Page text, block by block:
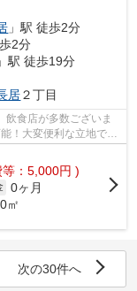
」駅 徒歩2分
2分
」駅 徒歩19分
居２丁目
飲食店が多数ございま
：5,000円 )
0ヶ月
㎡
次の30件へ